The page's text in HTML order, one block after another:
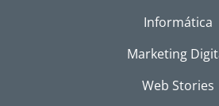
Informática
Marketing
Web Stories